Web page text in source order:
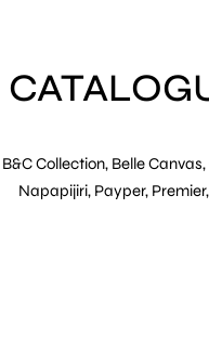
B&C Collection, Belle
Napapijiri, Payper,